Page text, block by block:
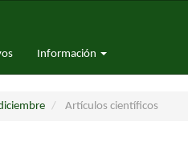
Información
Artículos científicos